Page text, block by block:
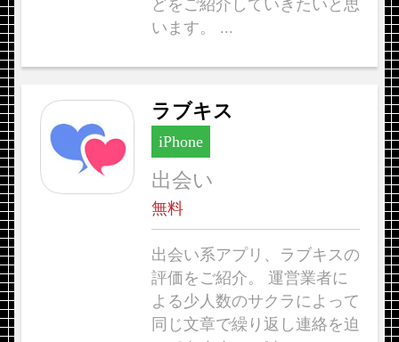
どをご紹介していきたいと思
います。 ...
ラブキス
iPhone
出会い
無料
出会い系アプリ、ラブキスの
評価をご紹介。 運営業者に
よる少人数のサクラによって
同じ文章で繰り返し連絡を迫